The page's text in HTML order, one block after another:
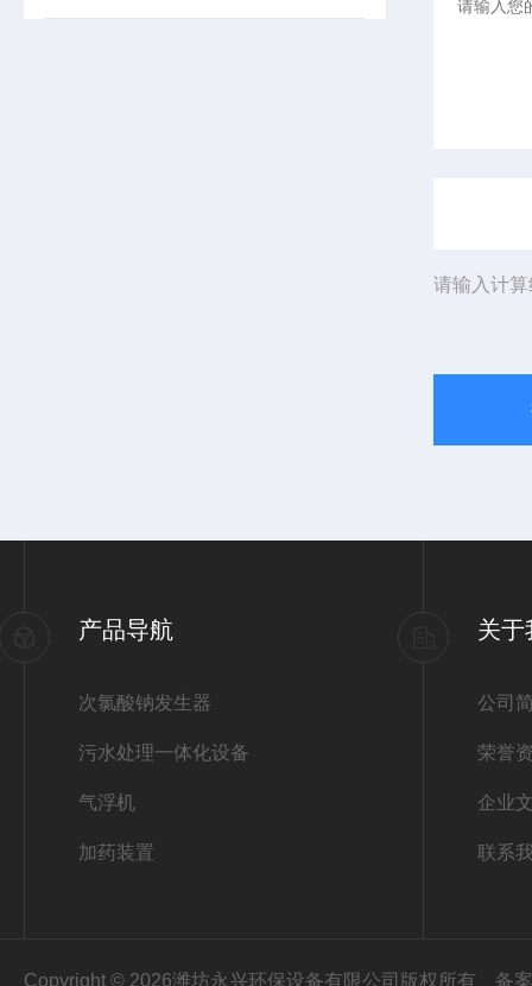
请输入计
产品导航
次氯酸钠发生器
污水处理一体化设备
气浮机
加药装置
关于
公司
荣誉
企业
联系
Copyright © 2026潍坊永兴环保设备有限公司版权所有 备